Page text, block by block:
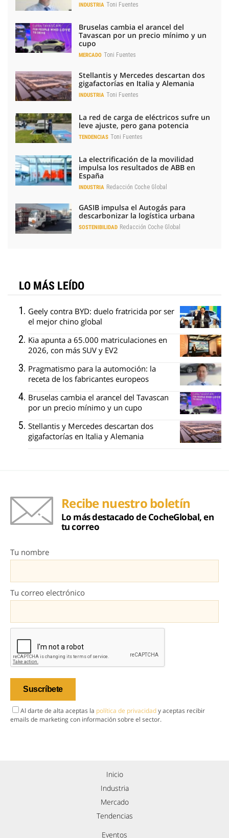
INDUSTRIA Toni Fuentes
Bruselas cambia el arancel del
Tavascan por un precio mínimo y un
cupo
MERCADO Toni Fuentes
Stellantis y Mercedes descartan dos
gigafactorías en Italia y Alemania
INDUSTRIA Toni Fuentes
La red de carga de eléctricos sufre un
leve ajuste, pero gana potencia
TENDENCIAS Toni Fuentes
La electrificación de la movilidad
impulsa los resultados de ABB en
España
INDUSTRIA Redacción Coche Global
GASIB impulsa el Autogás para
descarbonizar la logística urbana
SOSTENIBILIDAD Redacción Coche Global
LO MÁS LEÍDO
Geely contra BYD: duelo fratricida por ser
el mejor chino global
Kia apunta a 65.000 matriculaciones en
2026, con más SUV y EV2
Pragmatismo para la automoción: la
receta de los fabricantes europeos
Bruselas cambia el arancel del Tavascan
por un precio mínimo y un cupo
Stellantis y Mercedes descartan dos
gigafactorías en Italia y Alemania
Recibe nuestro boletín
Lo más destacado de CocheGlobal, en
tu correo
Tu nombre
Tu correo electrónico
Al darte de alta aceptas la política de privacidady aceptas recibir
emails de marketing con información sobre el sector.
Inicio
Industria
Mercado
Tendencias
Eventos